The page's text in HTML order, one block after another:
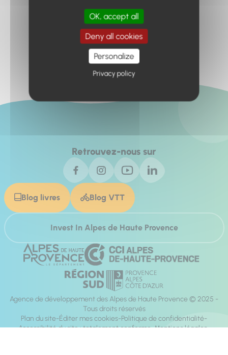
Retour à l'accueil
Retrouvez-nous sur
Blog livres Blog VTT
Invest In Alpes de Haute Provence
Agence de développement des Alpes de Haute Provence © 2025 -
Tous droits réservés
Plan du site Éditer mes cookies Politique de confidentialité
Accessibilité du site : totalement conforme Mentions légales
OK, accept all
Deny all cookies
Personalize
Privacy policy